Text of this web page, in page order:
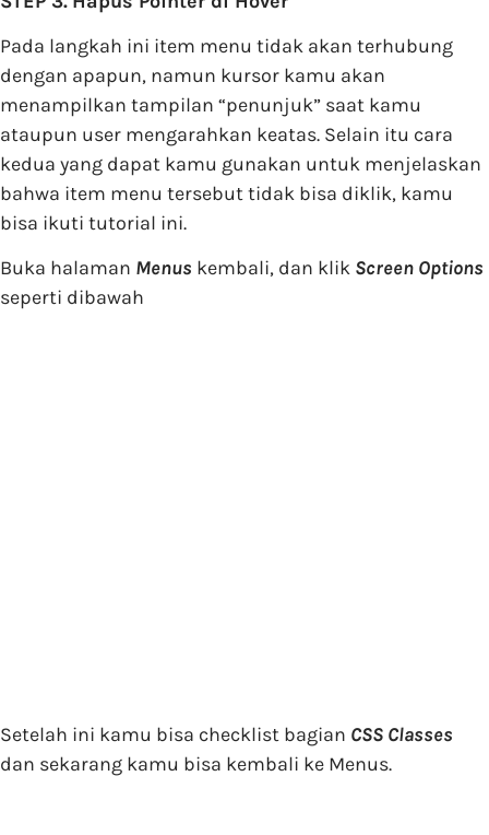
Pada langkah ini item menu tidak akan terhubung
dengan apapun, namun kursor kamu akan
menampilkan tampilan “penunjuk” saat kamu
ataupun user mengarahkan keatas. Selain itu cara
kedua yang dapat kamu gunakan untuk menjelaskan
bahwa item menu tersebut tidak bisa diklik, kamu
bisa ikuti tutorial ini.
Buka halaman Menus kembali, dan klik Screen Options
seperti dibawah
Setelah ini kamu bisa checklist bagian CSS Classes
dan sekarang kamu bisa kembali ke Menus.